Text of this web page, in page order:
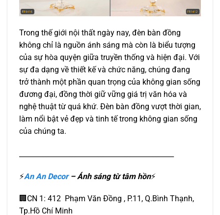
Trong thế giới nội thất ngày nay, đèn bàn đồng
không chỉ là nguồn ánh sáng mà còn là biểu tượng
của sự hòa quyện giữa truyền thống và hiện đại. Với
sự đa dạng về thiết kế và chức năng, chúng đang
trở thành một phần quan trọng của không gian sống
đương đại, đồng thời giữ vững giá trị văn hóa và
nghệ thuật từ quá khứ. Đèn bàn đồng vượt thời gian,
làm nổi bật vẻ đẹp và tinh tế trong không gian sống
của chúng ta.
⚡️An An Decor– Ánh sáng từ tâm hồn⚡️
🏢CN 1: 412 Phạm Văn Đồng , P.11, Q.Bình Thạnh,
Tp.Hồ Chí Minh